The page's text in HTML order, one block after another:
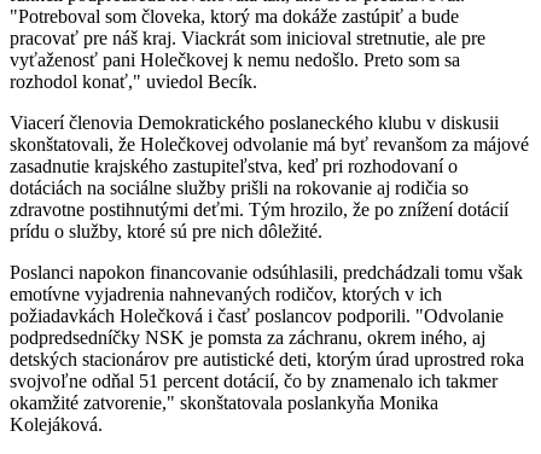
"Potreboval som človeka, ktorý ma dokáže zastúpiť a bude
pracovať pre náš kraj. Viackrát som inicioval stretnutie, ale pre
vyťaženosť pani Holečkovej k nemu nedošlo. Preto som sa
rozhodol konať," uviedol Becík.
Viacerí členovia Demokratického poslaneckého klubu v diskusii
skonštatovali, že Holečkovej odvolanie má byť revanšom za májové
zasadnutie krajského zastupiteľstva, keď pri rozhodovaní o
dotáciách na sociálne služby prišli na rokovanie aj rodičia so
zdravotne postihnutými deťmi. Tým hrozilo, že po znížení dotácií
prídu o služby, ktoré sú pre nich dôležité.
Poslanci napokon financovanie odsúhlasili, predchádzali tomu však
emotívne vyjadrenia nahnevaných rodičov, ktorých v ich
požiadavkách Holečková i časť poslancov podporili. "Odvolanie
podpredsedníčky NSK je pomsta za záchranu, okrem iného, aj
detských stacionárov pre autistické deti, ktorým úrad uprostred roka
svojvoľne odňal 51 percent dotácií, čo by znamenalo ich takmer
okamžité zatvorenie," skonštatovala poslankyňa Monika
Kolejáková.